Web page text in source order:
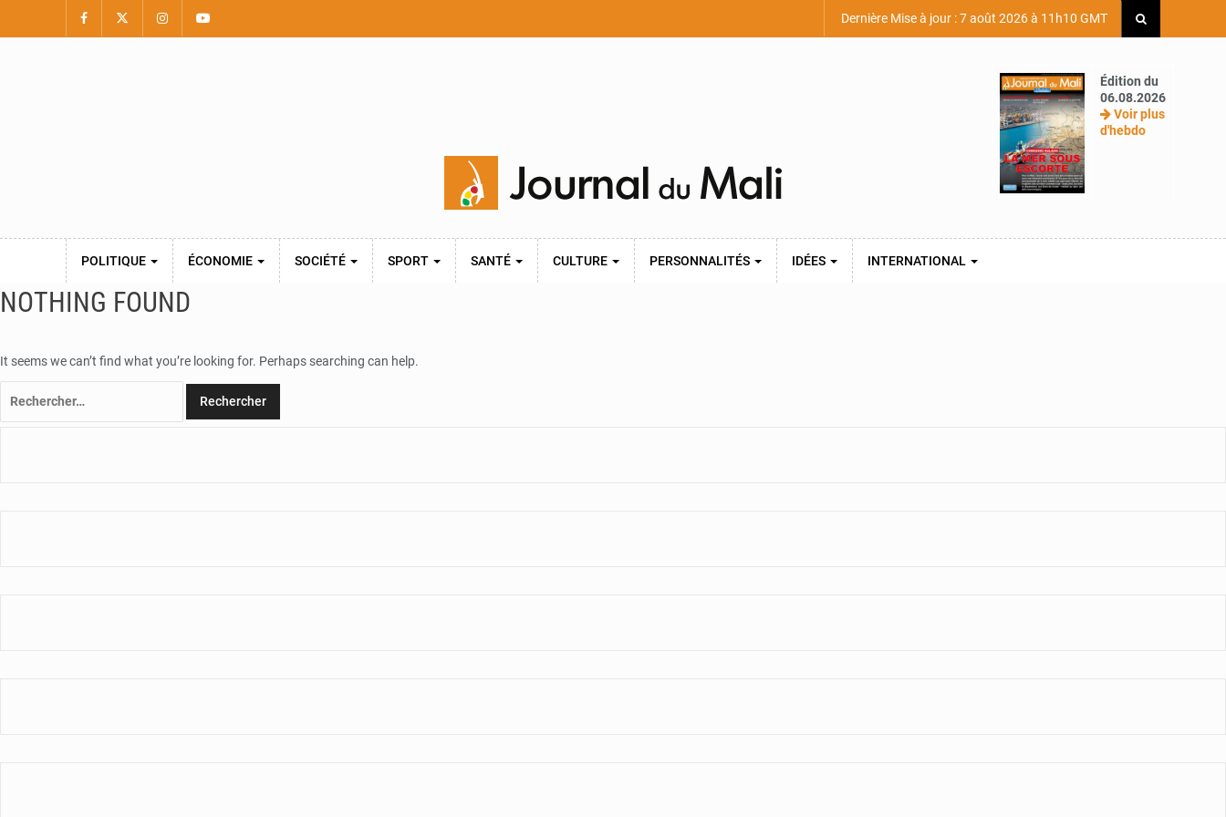
Dernière Mise à jour : 7 août 2026 à 11h10 GMT
Édition du
06.08.2026
Voir plus
d'hebdo
POLITIQUE ÉCONOMIE SOCIÉTÉ SPORT SANTÉ CULTURE PERSONNALITÉS IDÉES INTERNATIONAL
NOTHING FOUND
It seems we can’t find what you’re looking for. Perhaps searching can help.